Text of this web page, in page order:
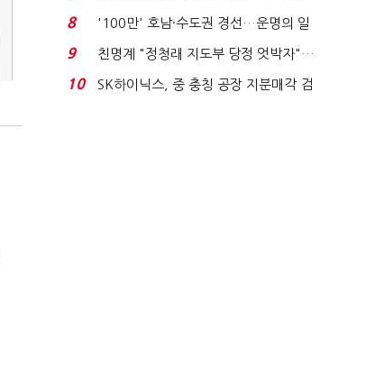
침체에 재무 ...
8
'100만' 호남·수도권 경선…운명의 일
주일
9
친명계 "정청래 지도부 당정 엇박자"…
친청계 "신천지 오...
10
SK하이닉스, 중 충칭 공장 지분매각 검